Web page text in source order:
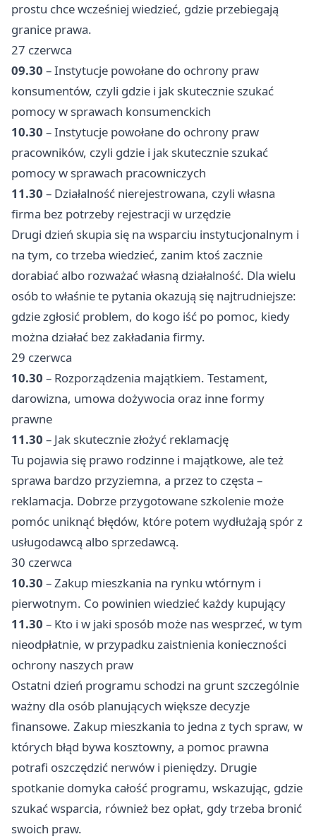
prostu chce wcześniej wiedzieć, gdzie przebiegają
granice prawa.
27 czerwca
09.30 – Instytucje powołane do ochrony praw
konsumentów, czyli gdzie i jak skutecznie szukać
pomocy w sprawach konsumenckich
10.30 – Instytucje powołane do ochrony praw
pracowników, czyli gdzie i jak skutecznie szukać
pomocy w sprawach pracowniczych
11.30 – Działalność nierejestrowana, czyli własna
firma bez potrzeby rejestracji w urzędzie
Drugi dzień skupia się na wsparciu instytucjonalnym i
na tym, co trzeba wiedzieć, zanim ktoś zacznie
dorabiać albo rozważać własną działalność. Dla wielu
osób to właśnie te pytania okazują się najtrudniejsze:
gdzie zgłosić problem, do kogo iść po pomoc, kiedy
można działać bez zakładania firmy.
29 czerwca
10.30 – Rozporządzenia majątkiem. Testament,
darowizna, umowa dożywocia oraz inne formy
prawne
11.30 – Jak skutecznie złożyć reklamację
Tu pojawia się prawo rodzinne i majątkowe, ale też
sprawa bardzo przyziemna, a przez to częsta –
reklamacja. Dobrze przygotowane szkolenie może
pomóc uniknąć błędów, które potem wydłużają spór z
usługodawcą albo sprzedawcą.
30 czerwca
10.30 – Zakup mieszkania na rynku wtórnym i
pierwotnym. Co powinien wiedzieć każdy kupujący
11.30 – Kto i w jaki sposób może nas wesprzeć, w tym
nieodpłatnie, w przypadku zaistnienia konieczności
ochrony naszych praw
Ostatni dzień programu schodzi na grunt szczególnie
ważny dla osób planujących większe decyzje
finansowe. Zakup mieszkania to jedna z tych spraw, w
których błąd bywa kosztowny, a pomoc prawna
potrafi oszczędzić nerwów i pieniędzy. Drugie
spotkanie domyka całość programu, wskazując, gdzie
szukać wsparcia, również bez opłat, gdy trzeba bronić
swoich praw.